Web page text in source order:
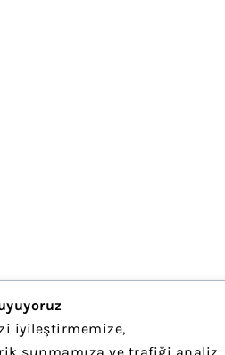
iyileştirmemize,